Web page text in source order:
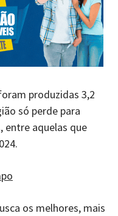
produzidas 3,2
só perde para
entre aquelas que
os melhores, mais